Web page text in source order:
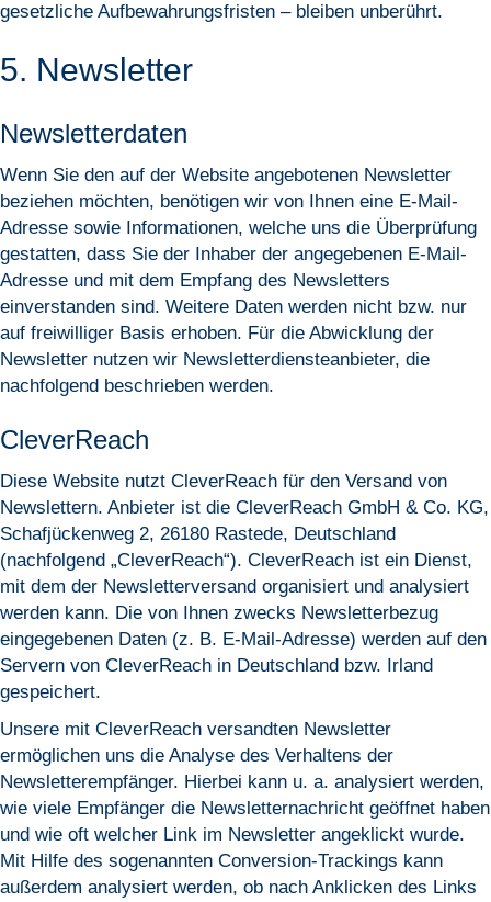
gesetzliche Aufbewahrungsfristen – bleiben unberührt.
5. Newsletter
Newsletter­daten
Wenn Sie den auf der Website angebotenen Newsletter
beziehen möchten, benötigen wir von Ihnen eine E-Mail-
Adresse sowie Informationen, welche uns die Überprüfung
gestatten, dass Sie der Inhaber der angegebenen E-Mail-
Adresse und mit dem Empfang des Newsletters
einverstanden sind. Weitere Daten werden nicht bzw. nur
auf freiwilliger Basis erhoben. Für die Abwicklung der
Newsletter nutzen wir Newsletterdiensteanbieter, die
nachfolgend beschrieben werden.
CleverReach
Diese Website nutzt CleverReach für den Versand von
Newslettern. Anbieter ist die CleverReach GmbH & Co. KG,
Schafjückenweg 2, 26180 Rastede, Deutschland
(nachfolgend „CleverReach“). CleverReach ist ein Dienst,
mit dem der Newsletterversand organisiert und analysiert
werden kann. Die von Ihnen zwecks Newsletterbezug
eingegebenen Daten (z. B. E-Mail-Adresse) werden auf den
Servern von CleverReach in Deutschland bzw. Irland
gespeichert.
Unsere mit CleverReach versandten Newsletter
ermöglichen uns die Analyse des Verhaltens der
Newsletterempfänger. Hierbei kann u. a. analysiert werden,
wie viele Empfänger die Newsletternachricht geöffnet haben
und wie oft welcher Link im Newsletter angeklickt wurde.
Mit Hilfe des sogenannten Conversion-Trackings kann
außerdem analysiert werden, ob nach Anklicken des Links